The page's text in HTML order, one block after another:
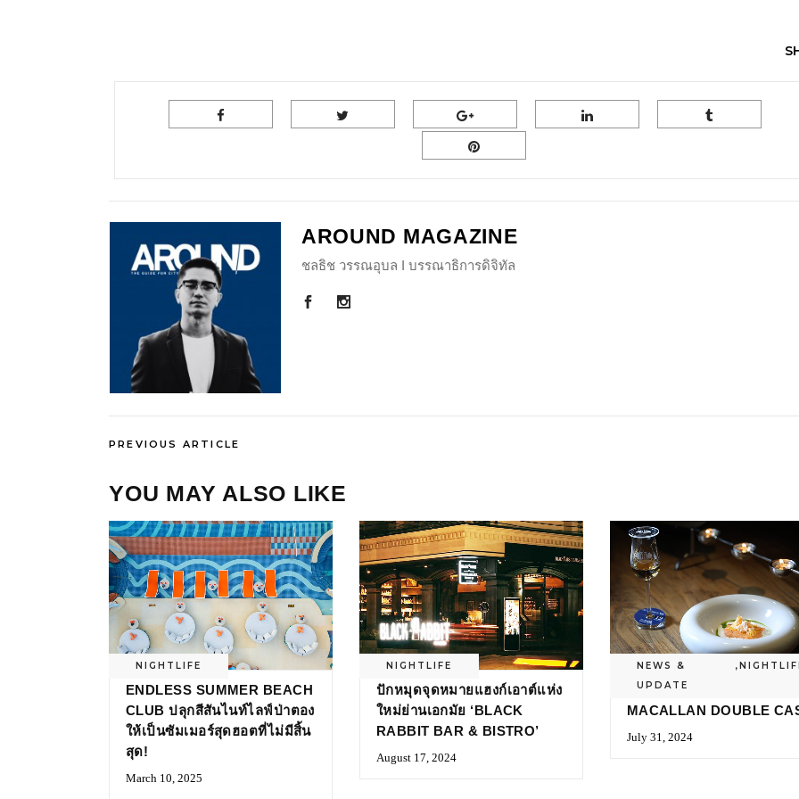
AROUND MAGAZINE
ชลธิช วรรณอุบล I บรรณาธิการดิจิทัล
PREVIOUS ARTICLE
YOU MAY ALSO LIKE
NIGHTLIFE
ENDLESS SUMMER BEACH
CLUB ปลุกสีสันไนท์ไลฟ์ป่าตอง
ให้เป็นซัมเมอร์สุดฮอตที่ไม่มีสิ้น
สุด!
March 10, 2025
NIGHTLIFE
ปักหมุดจุดหมายแฮงก์เอาต์แห่ง
ใหม่ย่านเอกมัย ‘BLACK
RABBIT BAR & BISTRO’
August 17, 2024
NEWS &
UPDATE
,
ดื่มด่ำและเสพศิลป์ไปกับ THE
MACALLAN DOUBLE
July 31, 2024